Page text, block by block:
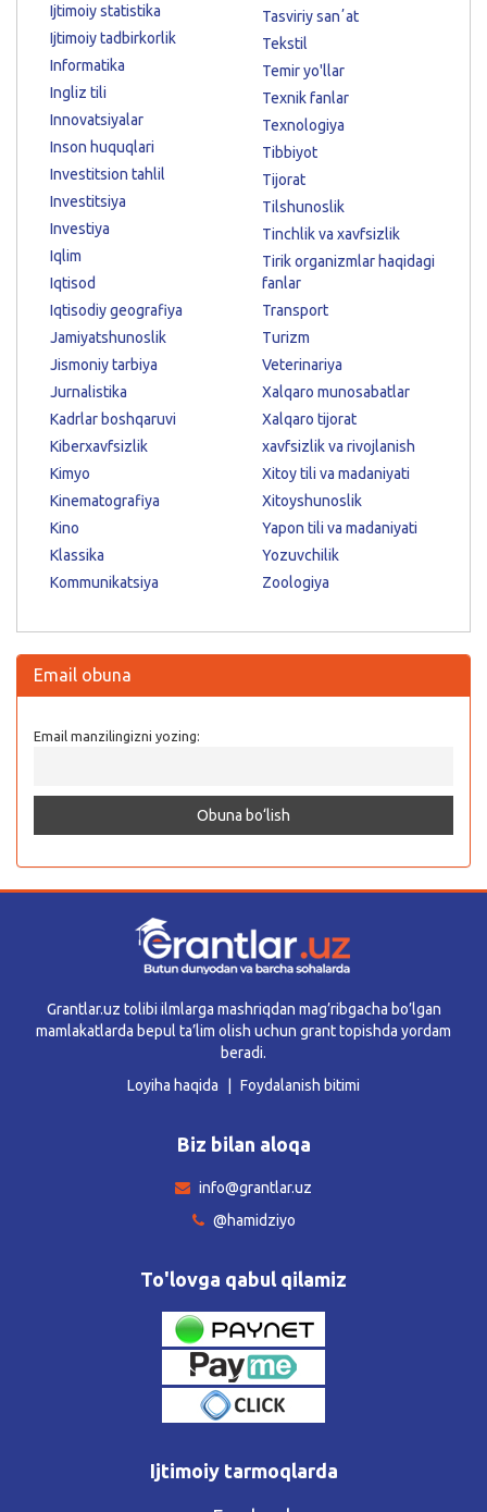
Ijtimoiy statistika
Ijtimoiy tadbirkorlik
Informatika
Ingliz tili
Innovatsiyalar
Inson huquqlari
Investitsion tahlil
Investitsiya
Investiya
Iqlim
Iqtisod
Iqtisodiy geografiya
Jamiyatshunoslik
Jismoniy tarbiya
Jurnalistika
Kadrlar boshqaruvi
Kiberxavfsizlik
Kimyo
Kinematografiya
Kino
Klassika
Kommunikatsiya
Tasviriy sanʼat
Tekstil
Temir yo'llar
Texnik fanlar
Texnologiya
Tibbiyot
Tijorat
Tilshunoslik
Tinchlik va xavfsizlik
Tirik organizmlar haqidagi
fanlar
Transport
Turizm
Veterinariya
Xalqaro munosabatlar
Xalqaro tijorat
xavfsizlik va rivojlanish
Xitoy tili va madaniyati
Xitoyshunoslik
Yapon tili va madaniyati
Yozuvchilik
Zoologiya
Email obuna
Email manzilingizni yozing:
Grantlar.uz tolibi ilmlarga mashriqdan mag’ribgacha bo’lgan
mamlakatlarda bepul ta’lim olish uchun grant topishda yordam
beradi.
Loyiha haqida
Foydalanish bitimi
Biz bilan aloqa
info@grantlar.uz
@hamidziyo
To'lovga qabul qilamiz
Ijtimoiy tarmoqlarda